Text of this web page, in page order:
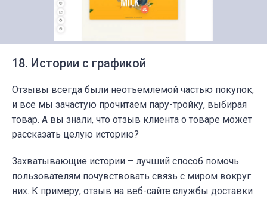
18. Истории с графикой
Отзывы всегда были неотъемлемой частью покупок,
и все мы зачастую прочитаем пару-тройку, выбирая
товар. А вы знали, что отзыв клиента о товаре может
рассказать целую историю?
Захватывающие истории – лучший способ помочь
пользователям почувствовать связь с миром вокруг
них. К примеру, отзыв на веб-сайте службы доставки